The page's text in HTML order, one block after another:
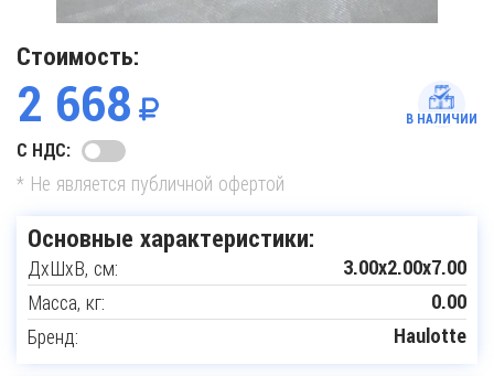
Стоимость:
2 668 В НАЛИЧИИ
С НДС:
* Не является публичной офертой
Основные характеристики:
ДxШxВ, см: 3.00x2.00x7.00
Масса, кг: 0.00
Бренд: Haulotte